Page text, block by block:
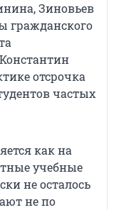
Зиновьев
гражданского
отсрочка
частых
как на
учебные
не осталось
не по